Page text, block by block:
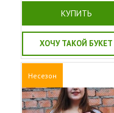
КУПИТЬ
ХОЧУ ТАКОЙ БУКЕТ
Несезон